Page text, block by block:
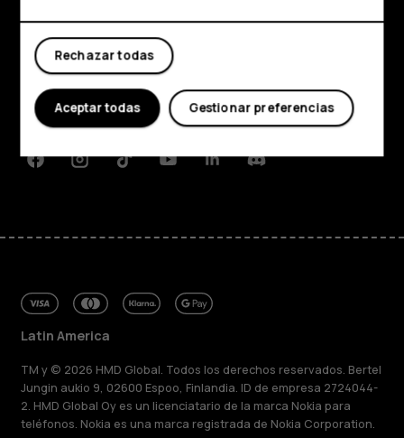
Mi cuenta
Comprar
Acerca de
Planet and people
Soporte
FacebookInstagramTiktokYoutubeLinkedinDiscord
Latin America
TM y © 2026 HMD Global. Todos los derechos reservados. Bertel
Jungin aukio 9, 02600 Espoo, Finlandia. ID de empresa 2724044-
2. HMD Global Oy es un licenciatario de la marca Nokia para
teléfonos. Nokia es una marca registrada de Nokia Corporation.
Rechazar todas
Gestionar preferencias
Aceptar todas